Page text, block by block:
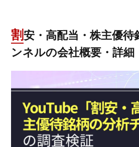
割安・高配当・株主優待銘柄の分析チャ
ンネルの会社概要・詳細